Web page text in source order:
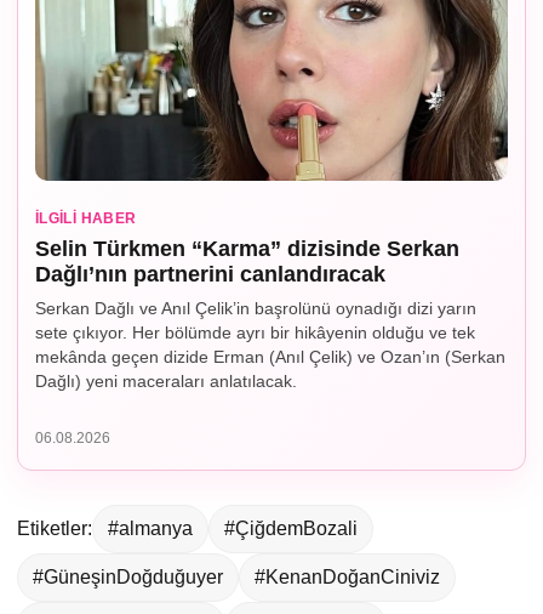
İLGILI HABER
Selin Türkmen “Karma” dizisinde Serkan
Dağlı’nın partnerini canlandıracak
Serkan Dağlı ve Anıl Çelik’in başrolünü oynadığı dizi yarın
sete çıkıyor. Her bölümde ayrı bir hikâyenin olduğu ve tek
mekânda geçen dizide Erman (Anıl Çelik) ve Ozan’ın (Serkan
Dağlı) yeni maceraları anlatılacak.
06.08.2026
Etiketler: #almanya #ÇiğdemBozali
#GüneşinDoğduğuyer #KenanDoğanCiniviz